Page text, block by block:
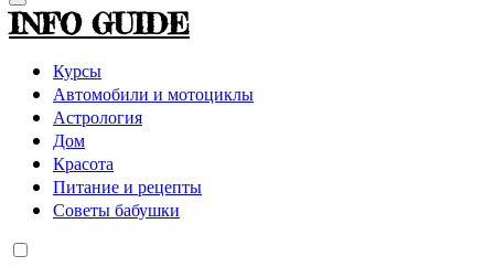
INFO GUIDE
Курсы
Автомобили и мотоциклы
Астрология
Дом
Красота
Питание и рецепты
Советы бабушки